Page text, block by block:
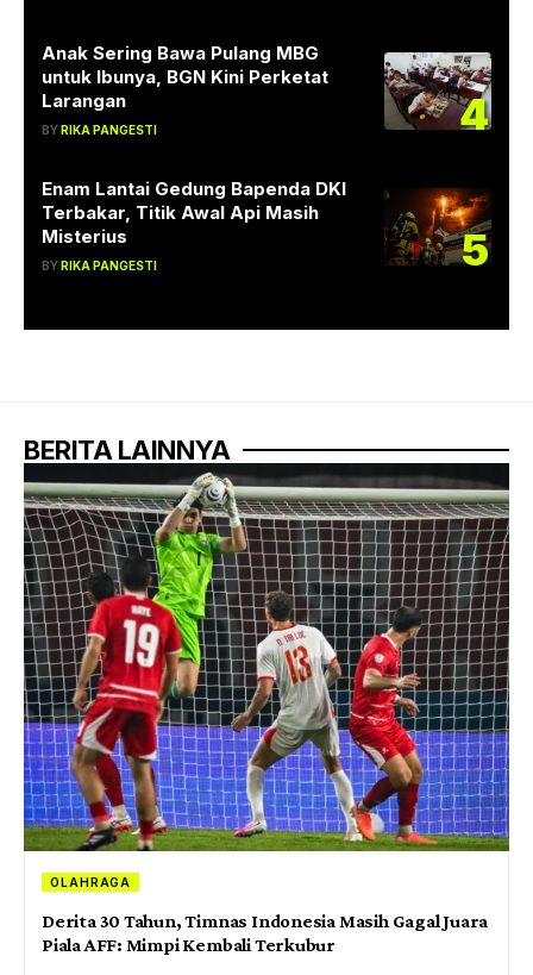
Anak Sering Bawa Pulang MBG
untuk Ibunya, BGN Kini Perketat
Larangan
BYRIKA PANGESTI 4
Enam Lantai Gedung Bapenda DKI
Terbakar, Titik Awal Api Masih
Misterius
BYRIKA PANGESTI 5
BERITA LAINNYA
OLAHRAGA
Derita 30 Tahun, Timnas Indonesia Masih Gagal Juara
Piala AFF: Mimpi Kembali Terkubur